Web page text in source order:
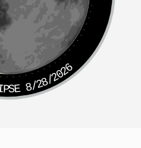
宿天屏星君
妙成天中
灵幽宫
宿天水星君
元洞天中
室壁
8/28/2026